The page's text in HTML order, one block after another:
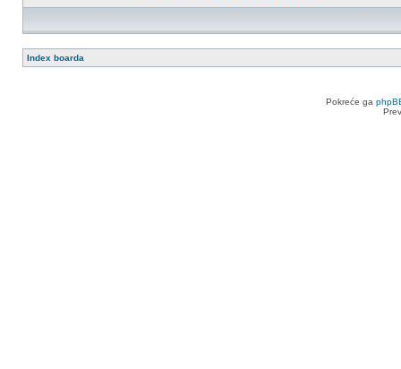
Index boarda
Pokreće ga